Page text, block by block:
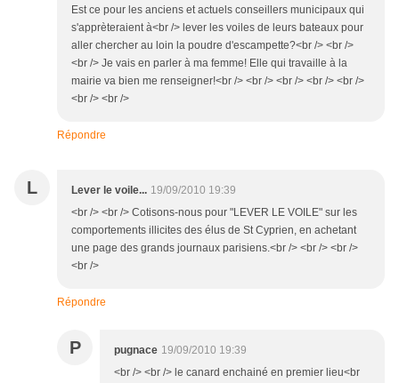
Est ce pour les anciens et actuels conseillers municipaux qui
s'apprèteraient à<br /> lever les voiles de leurs bateaux pour
aller chercher au loin la poudre d'escampette?<br /> <br />
<br /> Je vais en parler à ma femme! Elle qui travaille à la
mairie va bien me renseigner!<br /> <br /> <br /> <br /> <br />
<br /> <br />
Répondre
L Lever le voile... 19/09/2010 19:39
<br /> <br /> Cotisons-nous pour "LEVER LE VOILE" sur les
comportements illicites des élus de St Cyprien, en achetant
une page des grands journaux parisiens.<br /> <br /> <br />
<br />
Répondre
P pugnace 19/09/2010 19:39
<br /> <br /> le canard enchainé en premier lieu<br